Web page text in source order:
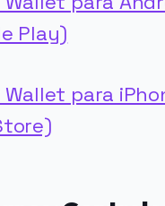
Play)
para